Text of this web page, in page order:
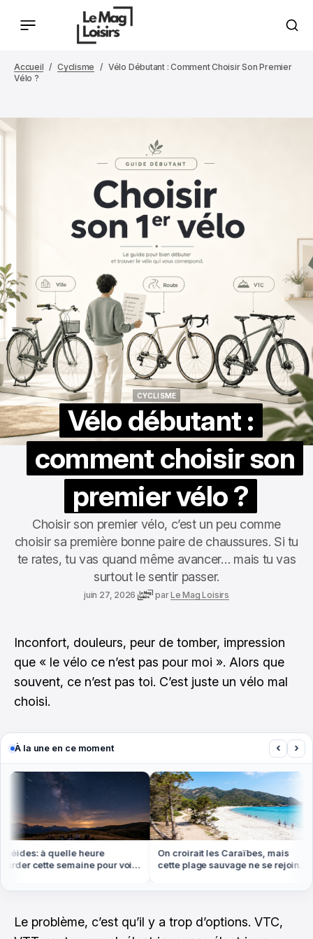
Accueil Cyclisme
Vélo Débutant : Comment Choisir Son Premier
Vélo ?
CYCLISME
Vélo débutant :
comment choisir son
premier vélo ?
Choisir son premier vélo, c’est un peu comme
choisir sa première bonne paire de chaussures. Si tu
te rates, tu vas quand même avancer… mais tu vas
surtout le sentir passer.
juin 27, 2026 parLe Mag Loisirs
Inconfort, douleurs, peur de tomber, impression
que « le vélo ce n’est pas pour moi ». Alors que
souvent, ce n’est pas toi. C’est juste un vélo mal
choisi.
À la une en ce moment ‹ ›
à quelle heure
cette semaine pour voir
On croirait les Caraïbes, mais
cette plage sauvage ne se rejoint
Le problème, c’est qu’il y a trop d’options. VTC,